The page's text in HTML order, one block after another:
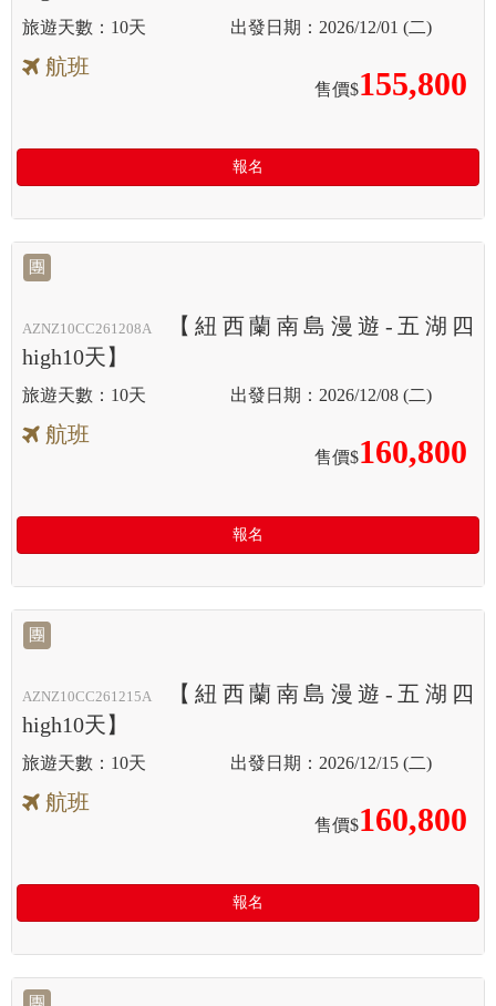
10天 2026/12/01 (二)
航班
售價$155,800
報名
團
AZNZ10CC261208A
【紐西蘭南島漫遊-五湖四
high10天】
10天 2026/12/08 (二)
航班
售價$160,800
報名
團
AZNZ10CC261215A
【紐西蘭南島漫遊-五湖四
high10天】
10天 2026/12/15 (二)
航班
售價$160,800
報名